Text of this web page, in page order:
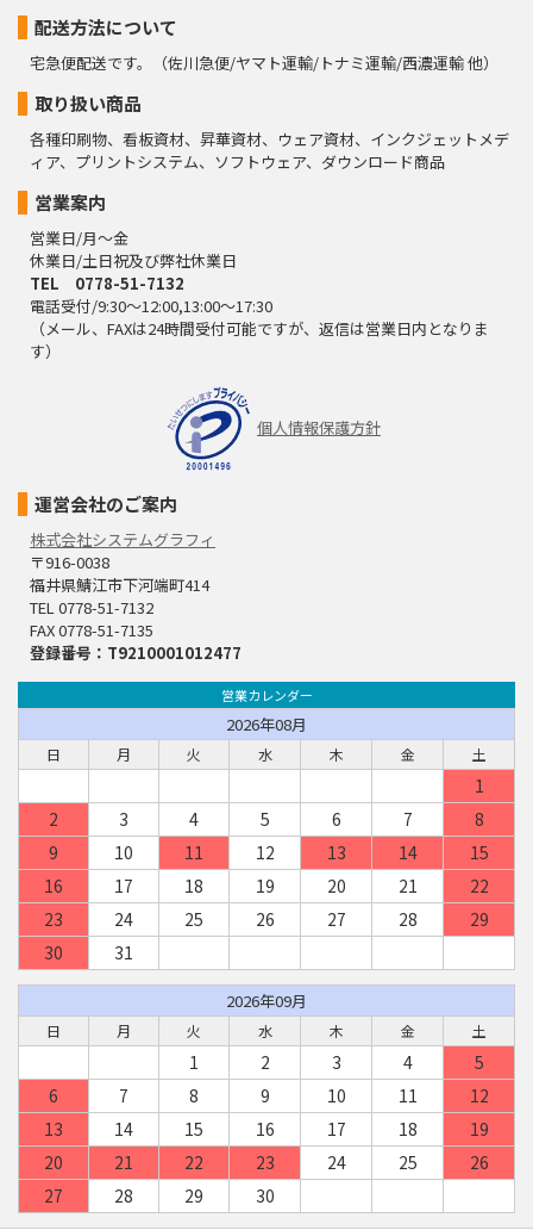
配送方法について
宅急便配送です。（佐川急便/ヤマト運輸/トナミ運輸/西濃運輸 他）
取り扱い商品
各種印刷物、看板資材、昇華資材、ウェア資材、インクジェットメデ
ィア、プリントシステム、ソフトウェア、ダウンロード商品
営業案内
営業日/月～金
休業日/土日祝及び弊社休業日
TEL 0778-51-7132
電話受付/9:30～12:00,13:00～17:30
（メール、FAXは24時間受付可能ですが、返信は営業日内となりま
す）
個人情報保護方針
運営会社のご案内
株式会社システムグラフィ
〒916-0038
福井県鯖江市下河端町414
TEL 0778-51-7132
FAX 0778-51-7135
登録番号：T9210001012477
営業カレンダー
2026年08月
日 月 火 水 木 金 土
1
2
3 4 5 6 7
8
9
10 11 12 13 14
15
16
17 18 19 20 21
22
23
24 25 26 27 28
29
30
31
2026年09月
日 月 火 水 木 金 土
1 2 3 4
5
6
7 8 9 10 11
12
13
14 15 16 17 18
19
20
21 22 23 24 25
26
27
28 29 30